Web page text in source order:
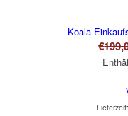
Koala
€